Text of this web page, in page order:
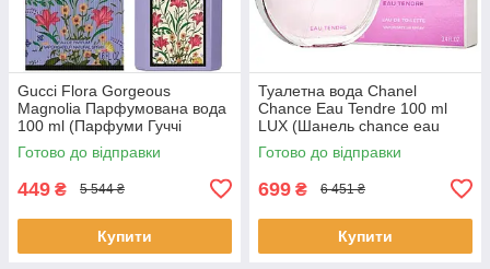
Gucci Flora Gorgeous
Magnolia Парфумована вода
100 ml (Парфуми Гуччі
Флора Горджес Магнолія
Парфуми Жіночі)
Готово до відправки
449 ₴ 5 544 ₴
Купити
Туалетна вода Chanel
Chance Eau Tendre 100 ml
LUX (Шанель chance eau
tendre Парфуми тендер
Жіночі)
Готово до відправки
699 ₴ 6 451 ₴
Купити